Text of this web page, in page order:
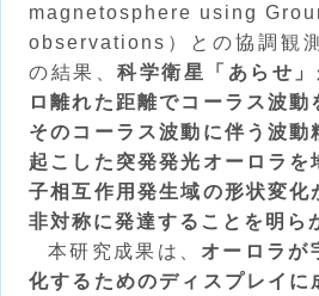
magnetosphere using
observations）との協調観
の結果、科学衛星「あらせ
ロ離れた距離でコーラス波動
そのコーラス波動に伴う波動
起こした突発発光オーロラを
子相互作用発生域の形状変化
非対称に発達することを明ら
本研究成果は、 オーロラが
化するためのディスプレイに